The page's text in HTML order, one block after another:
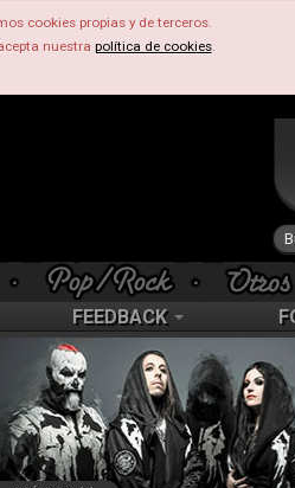
cookies propias y de terceros.
nuestra política de cookies.
FEEDBACK